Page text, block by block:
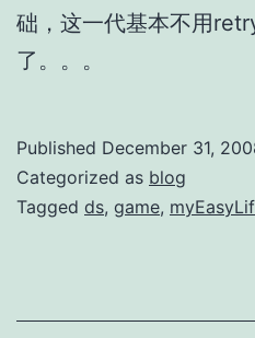
础，这一代基本不用
了。。。
Published December 31,
Categorized as blog
Tagged ds, game,